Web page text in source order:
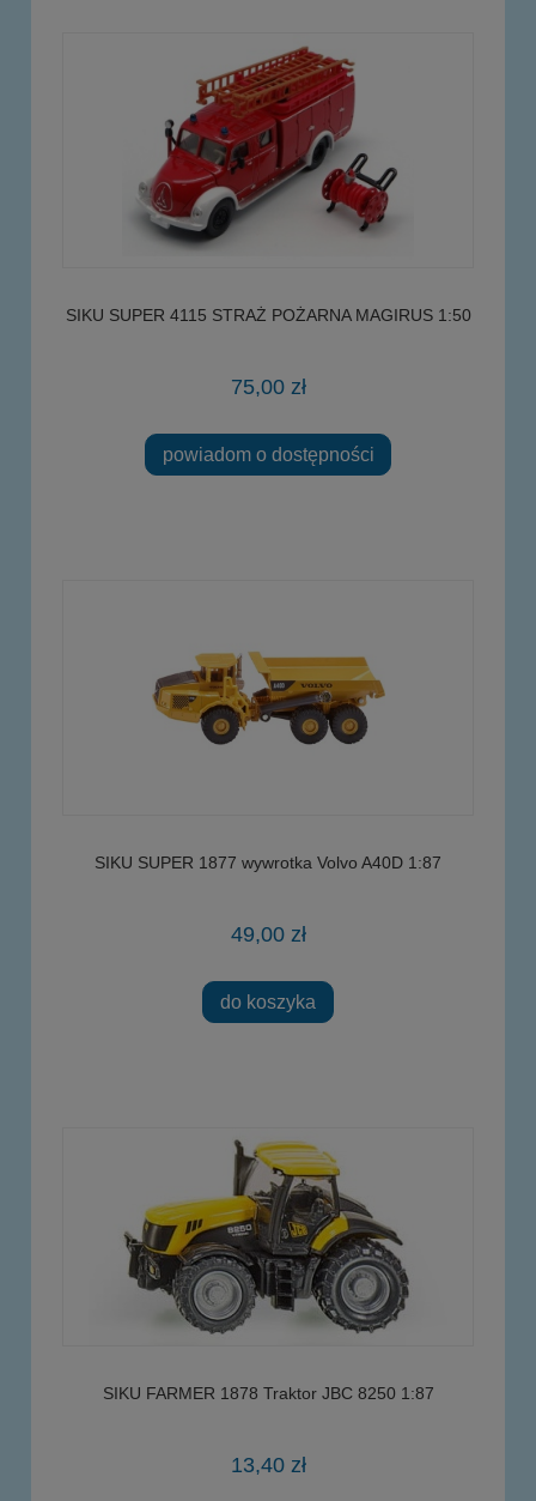
SIKU SUPER 4115 STRAŻ POŻARNA MAGIRUS 1:50
75,00 zł
powiadom o dostępności
SIKU SUPER 1877 wywrotka Volvo A40D 1:87
49,00 zł
do koszyka
SIKU FARMER 1878 Traktor JBC 8250 1:87
13,40 zł